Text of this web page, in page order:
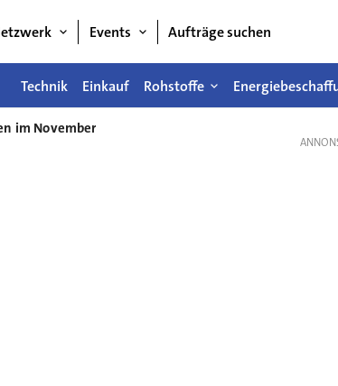
Events Aufträge suchen
Technik Einkauf Rohstoffe
im November